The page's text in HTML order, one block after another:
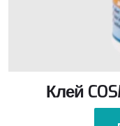
Клей